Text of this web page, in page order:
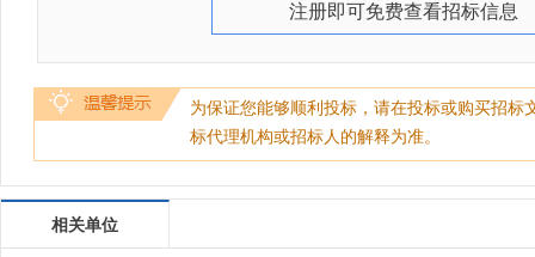
注册即可免费查看招标信息
为保证您能够顺利投标，请在投标或购买招
标代理机构或招标人的解释为准。
相关单位